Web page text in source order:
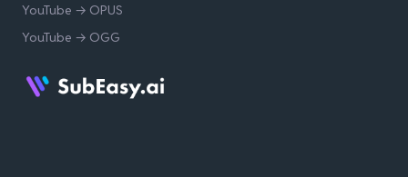
YouTube → OPUS
YouTube → OGG